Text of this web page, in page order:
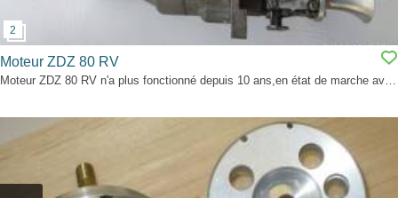
Moteur ZDZ 80 RV
Moteur ZDZ 80 RV n'a plus fonctionné depuis 10 ans,en état de marche avec échappement maison. 100euros avec allumage ou 60 euros sans allumage. Possibilité en complément pipe et résonateur.